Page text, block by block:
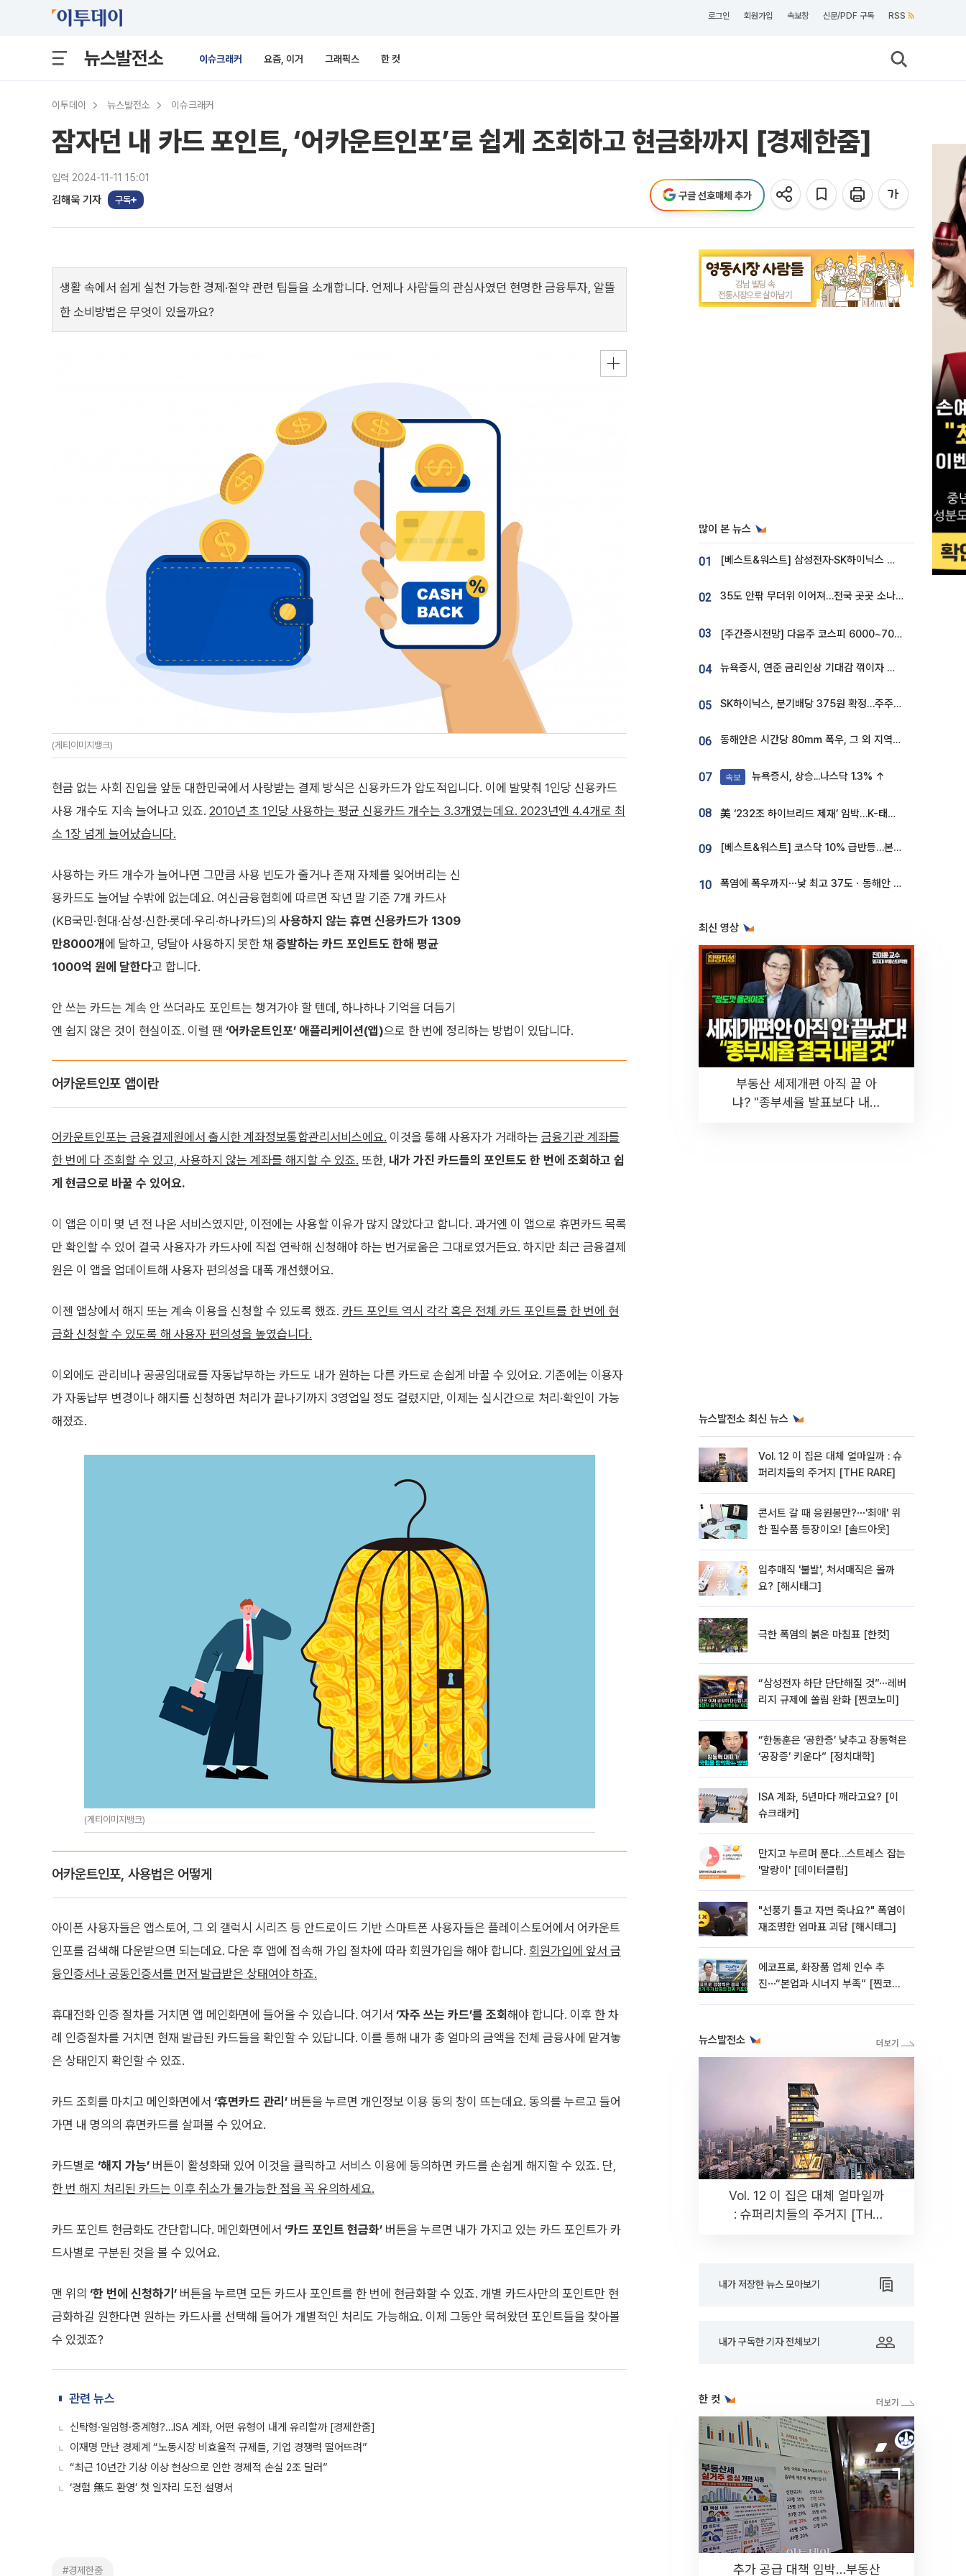
로그인 회원가입 속보창 신문/PDF 구독 RSS
뉴스발전소 이슈크래커 요즘, 이거 그래픽스 한 컷
이투데이 뉴스발전소 이슈크래커
잠자던 내 카드 포인트, ‘어카운트인포’로 쉽게 조회하고 현금화까지 [경제한줌]
입력 2024-11-11 15:01
김해욱 기자 구독 구글 선호매체 추가
생활 속에서 쉽게 실천 가능한 경제·절약 관련 팁들을 소개합니다. 언제나 사람들의 관심사였던 현명한 금융투자, 알뜰
한 소비방법은 무엇이 있을까요?
(게티이미지뱅크)
현금 없는 사회 진입을 앞둔 대한민국에서 사랑받는 결제 방식은 신용카드가 압도적입니다. 이에 발맞춰 1인당 신용카드
사용 개수도 지속 늘어나고 있죠. 2010년 초 1인당 사용하는 평균 신용카드 개수는 3.3개였는데요. 2023년엔 4.4개로 최
소 1장 넘게 늘어났습니다.
사용하는 카드 개수가 늘어나면 그만큼 사용 빈도가 줄거나 존재 자체를 잊어버리는 신
용카드도 늘어날 수밖에 없는데요. 여신금융협회에 따르면 작년 말 기준 7개 카드사
(KB국민·현대·삼성·신한·롯데·우리·하나카드)의 사용하지 않는 휴면 신용카드가 1309
만8000개에 달하고, 덩달아 사용하지 못한 채 증발하는 카드 포인트도 한해 평균
1000억 원에 달한다고 합니다.
안 쓰는 카드는 계속 안 쓰더라도 포인트는 챙겨가야 할 텐데, 하나하나 기억을 더듬기
엔 쉽지 않은 것이 현실이죠. 이럴 땐 ‘어카운트인포’ 애플리케이션(앱)으로 한 번에 정리하는 방법이 있답니다.
어카운트인포 앱이란
어카운트인포는 금융결제원에서 출시한 계좌정보통합관리서비스에요. 이것을 통해 사용자가 거래하는 금융기관 계좌를
한 번에 다 조회할 수 있고, 사용하지 않는 계좌를 해지할 수 있죠. 또한, 내가 가진 카드들의 포인트도 한 번에 조회하고 쉽
게 현금으로 바꿀 수 있어요.
이 앱은 이미 몇 년 전 나온 서비스였지만, 이전에는 사용할 이유가 많지 않았다고 합니다. 과거엔 이 앱으로 휴면카드 목록
만 확인할 수 있어 결국 사용자가 카드사에 직접 연락해 신청해야 하는 번거로움은 그대로였거든요. 하지만 최근 금융결제
원은 이 앱을 업데이트해 사용자 편의성을 대폭 개선했어요.
이젠 앱상에서 해지 또는 계속 이용을 신청할 수 있도록 했죠. 카드 포인트 역시 각각 혹은 전체 카드 포인트를 한 번에 현
금화 신청할 수 있도록 해 사용자 편의성을 높였습니다.
이외에도 관리비나 공공임대료를 자동납부하는 카드도 내가 원하는 다른 카드로 손쉽게 바꿀 수 있어요. 기존에는 이용자
가 자동납부 변경이나 해지를 신청하면 처리가 끝나기까지 3영업일 정도 걸렸지만, 이제는 실시간으로 처리·확인이 가능
해졌죠.
(게티이미지뱅크)
어카운트인포, 사용법은 어떻게
아이폰 사용자들은 앱스토어, 그 외 갤럭시 시리즈 등 안드로이드 기반 스마트폰 사용자들은 플레이스토어에서 어카운트
인포를 검색해 다운받으면 되는데요. 다운 후 앱에 접속해 가입 절차에 따라 회원가입을 해야 합니다. 회원가입에 앞서 금
융인증서나 공동인증서를 먼저 발급받은 상태여야 하죠.
휴대전화 인증 절차를 거치면 앱 메인화면에 들어올 수 있습니다. 여기서 ‘자주 쓰는 카드’를 조회 해야 합니다. 이후 한 차
례 인증절차를 거치면 현재 발급된 카드들을 확인할 수 있답니다. 이를 통해 내가 총 얼마의 금액을 전체 금융사에 맡겨놓
은 상태인지 확인할 수 있죠.
카드 조회를 마치고 메인화면에서 ‘휴면카드 관리’ 버튼을 누르면 개인정보 이용 동의 창이 뜨는데요. 동의를 누르고 들어
가면 내 명의의 휴면카드를 살펴볼 수 있어요.
카드별로 ‘해지 가능’ 버튼이 활성화돼 있어 이것을 클릭하고 서비스 이용에 동의하면 카드를 손쉽게 해지할 수 있죠. 단,
한 번 해지 처리된 카드는 이후 취소가 불가능한 점을 꼭 유의하세요.
카드 포인트 현금화도 간단합니다. 메인화면에서 ‘카드 포인트 현금화’ 버튼을 누르면 내가 가지고 있는 카드 포인트가 카
드사별로 구분된 것을 볼 수 있어요.
맨 위의 ‘한 번에 신청하기’ 버튼을 누르면 모든 카드사 포인트를 한 번에 현금화할 수 있죠. 개별 카드사만의 포인트만 현
금화하길 원한다면 원하는 카드사를 선택해 들어가 개별적인 처리도 가능해요. 이제 그동안 묵혀왔던 포인트들을 찾아볼
수 있겠죠?
관련 뉴스
신탁형·일임형·중계형?…ISA 계좌, 어떤 유형이 내게 유리할까 [경제한줌]
이재명 만난 경제계 “노동시장 비효율적 규제들, 기업 경쟁력 떨어뜨려”
“최근 10년간 기상 이상 현상으로 인한 경제적 손실 2조 달러”
‘경험 無도 환영’ 첫 일자리 도전 설명서
#경제한줌
많이 본 뉴스
01 [베스트&워스트] 삼성전자·SK하이닉스 밀린 한 주…상상인증권은 85% 급등
02 35도 안팎 무더위 이어져…전국 곳곳 소나기 [오늘 날씨]
03 [주간증시전망] 다음주 코스피 6000~7000⋯“外人 수급은 정책이 변수”
04 뉴욕증시, 연준 금리인상 기대감 꺾이자 상승...S&P500 사상 최고치 [종합]
05 SK하이닉스, 분기배당 375원 확정…주주환원책 9월로 앞당겨 발표
06 동해안은 시간당 80㎜ 폭우, 그 외 지역은 폭염…‘극과 극 날씨’
07 속보 뉴욕증시, 상승...나스닥 1.3% ↑
08 美 ‘232조 하이브리드 제재’ 임박…K-태양광, 불확실성 털고 날개 다나
09 [베스트&워스트] 코스닥 10% 급반등…본느, 최대주주 변경 기대에 270% 폭등
10 폭염에 폭우까지⋯낮 최고 37도ㆍ동해안 강한 비 [날씨]
최신 영상
부동산 세제개편 아직 끝 아
냐? "종부세율 발표보다 내릴
뉴스발전소 최신 뉴스
Vol. 12 이 집은 대체 얼마일까 : 슈
퍼리치들의 주거지 [THE RARE]
콘서트 갈 때 응원봉만?⋯'최애' 위
한 필수품 등장이오! [솔드아웃]
입추매직 '불발', 처서매직은 올까
요? [해시태그]
극한 폭염의 붉은 마침표 [한컷]
“삼성전자 하단 단단해질 것”⋯레버
리지 규제에 쏠림 완화 [찐코노미]
“한동훈은 ‘공한증’ 낮추고 장동혁은
‘공장증’ 키운다” [정치대학]
ISA 계좌, 5년마다 깨라고요? [이
슈크래커]
만지고 누르며 푼다…스트레스 잡는
'말랑이' [데이터클립]
"선풍기 틀고 자면 죽나요?" 폭염이
재조명한 엄마표 괴담 [해시태그]
에코프로, 화장품 업체 인수 추
진⋯“본업과 시너지 부족” [찐코노
뉴스발전소
Vol. 12 이 집은 대체 얼마일까
: 슈퍼리치들의 주거지 [THE
내가 저장한 뉴스 모아보기
내가 구독한 기자 전체보기
한 컷
추가 공급 대책 임박…부동산